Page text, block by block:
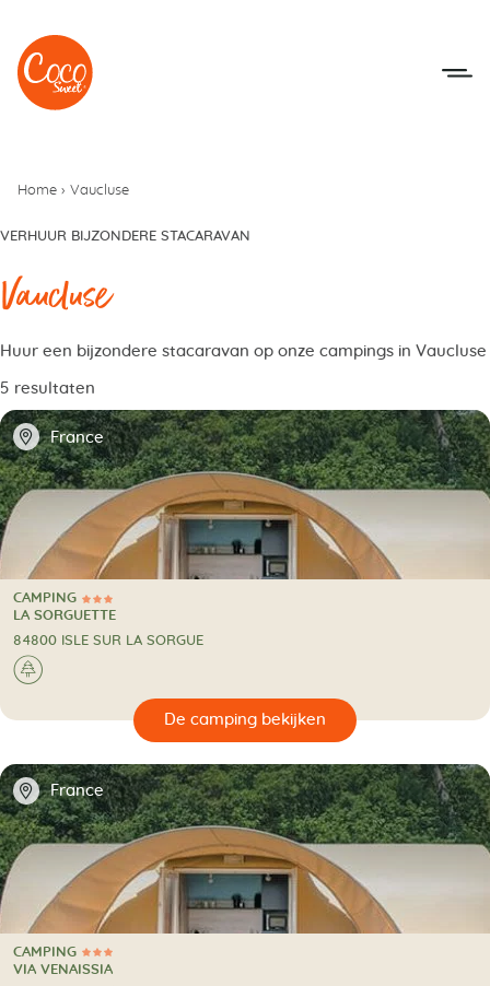
Naar het menu
Naar de inhoudsopgave
Home › Vaucluse
VERHUUR BIJZONDERE STACARAVAN
Vaucluse
Huur een bijzondere stacaravan op onze campings in Vaucluse
5 resultaten
📍 France
3 Sterren
CAMPING
CAMPING
LA SORGUETTE
84800 ISLE SUR LA SORGUE
🌲
🔍
📍 France
3 Sterren
CAMPING
CAMPING
VIA VENAISSIA